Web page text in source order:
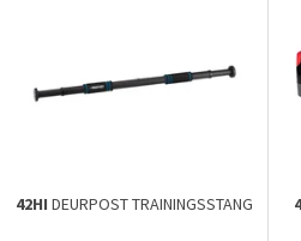
42HI DEURPOST TRAININGSSTANG